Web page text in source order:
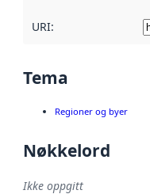
URI:
Tema
Regioner og byer
Nøkkelord
Ikke oppgitt